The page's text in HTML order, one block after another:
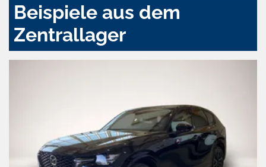
Beispiele aus dem
Zentrallager